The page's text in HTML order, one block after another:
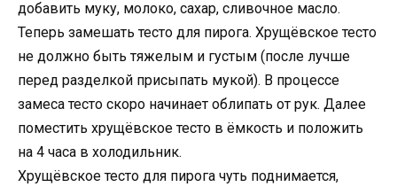
добавить муку, молоко, сахар, сливочное масло.
Теперь замешать тесто для пирога. Хрущёвское тесто
не должно быть тяжелым и густым (после лучше
перед разделкой присыпать мукой). В процессе
замеса тесто скоро начинает облипать от рук. Далее
поместить хрущёвское тесто в ёмкость и положить
на 4 часа в холодильник.
Хрущёвское тесто для пирога чуть поднимается,